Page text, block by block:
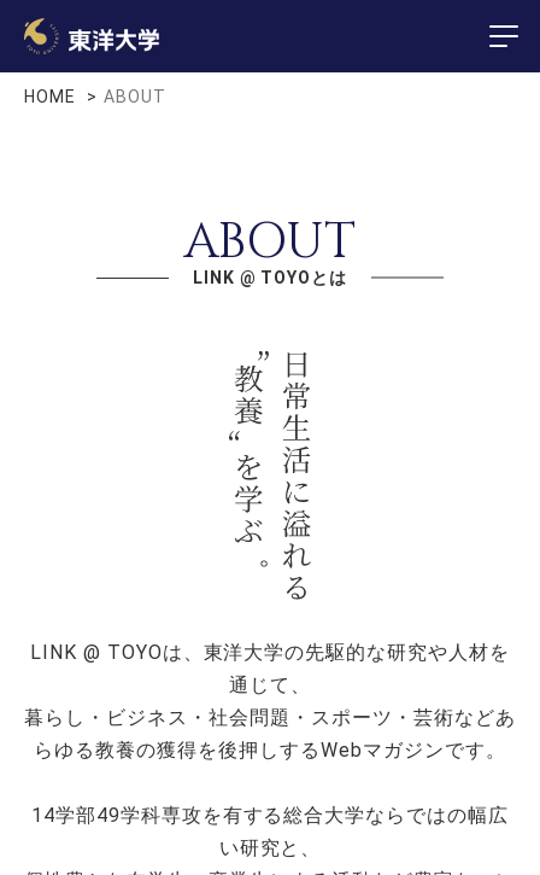
HOME ABOUT
ABOUT
LINK @ TOYOとは
LINK @ TOYOは、東洋大学の先駆的な研究や人材を
通じて、
暮らし・ビジネス・社会問題・スポーツ・芸術などあ
らゆる教養の獲得を後押しするWebマガジンです。
14学部49学科専攻を有する総合大学ならではの幅広
い研究と、